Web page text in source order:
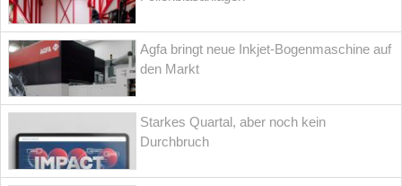
Agfa bringt neue Inkjet-Bogenmaschine auf
den Markt
Starkes Quartal, aber noch kein
Durchbruch